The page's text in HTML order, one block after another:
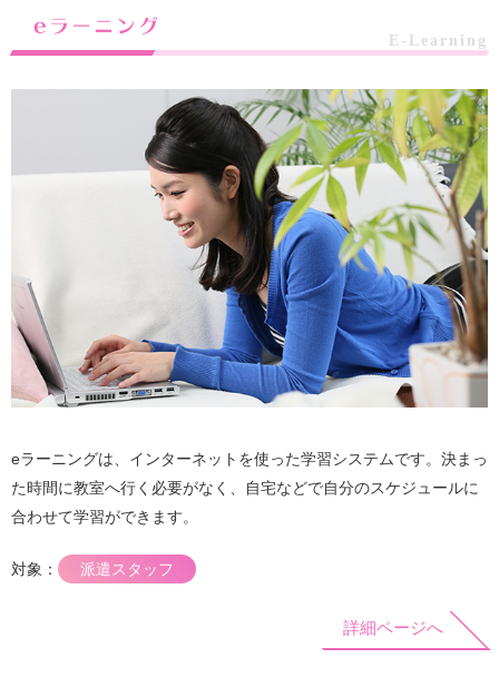
eラーニング
E-Learning
eラーニングは、インターネットを使った学習システムです。決まっ
た時間に教室へ行く必要がなく、自宅などで自分のスケジュールに
合わせて学習ができます。
対象： 派遣スタッフ
詳細ページへ